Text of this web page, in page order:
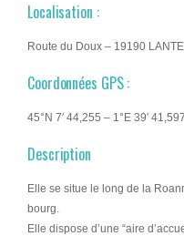
Localisation :
Route du Doux – 19190
Coordonnées GPS :
45°N 7′ 44,255 – 1°E 39′ 41,597
Description
Elle se situe le long de la
bourg.
Elle dispose d’une “aire